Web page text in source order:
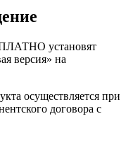
установят
версия» на
осуществляется при
договора с